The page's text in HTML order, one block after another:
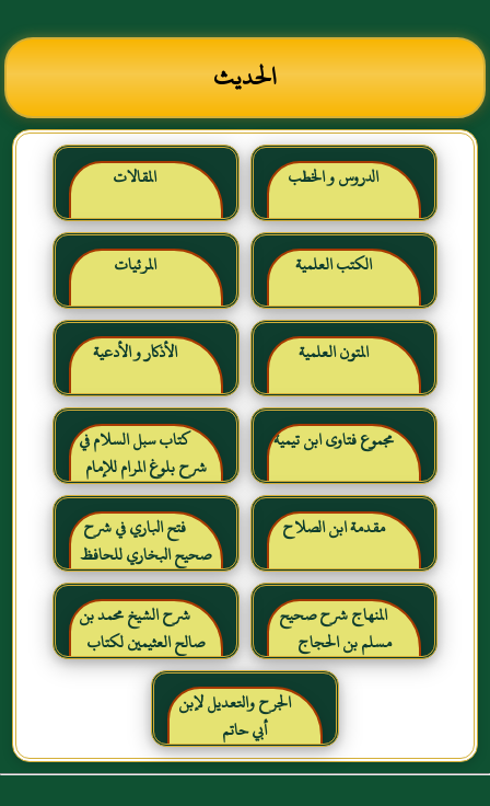
الحديث
الدروس و الخطب المقالات
الكتب العلمية المرئيات
المتون العلمية الأذكار و الأدعية
مجموع فتاوى ابن تيمية
كتاب سبل السلام في
شرح بلوغ المرام للإمام
الصنعاني رحمه الله
مقدمة ابن الصلاح
فتح الباري في شرح
صحيح البخاري للحافظ
ابن حجر العسقلاني
المنهاج شرح صحيح
مسلم بن الحجاج
شرح الشيخ محمد بن
صالح العثيمين لكتاب
رياض الصالحين للإمام
النووي رحمهم الله تعالىالجرح والتعديل لإبن
أبي حاتم